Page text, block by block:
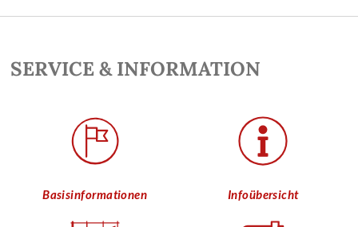
SERVICE & INFORMATION
Basisinformationen Infoübersicht